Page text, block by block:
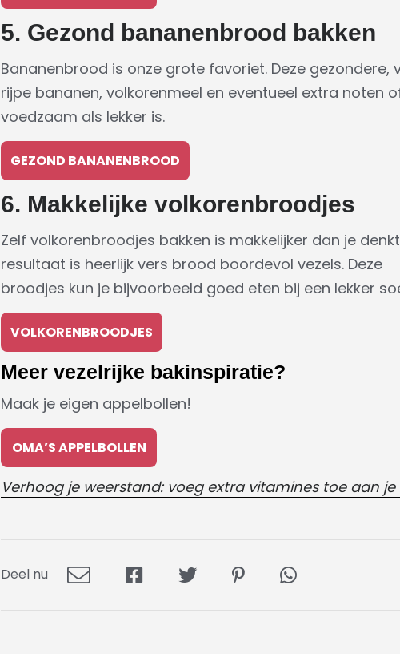
5. Gezond bananenbrood bakken
Bananenbrood is onze grote favoriet. Deze gezondere,
rijpe bananen, volkorenmeel en eventueel extra noten
voedzaam als lekker is.
GEZOND BANANENBROOD
6. Makkelijke volkorenbroodjes
Zelf volkorenbroodjes bakken is makkelijker dan je
resultaat is heerlijk vers brood boordevol vezels. Deze
broodjes kun je bijvoorbeeld goed eten bij een lekker
VOLKORENBROODJES
Meer vezelrijke bakinspiratie?
Maak je eigen appelbollen!
OMA’S APPELBOLLEN
Verhoog je weerstand: voeg extra vitamines toe aan je
Deel nu